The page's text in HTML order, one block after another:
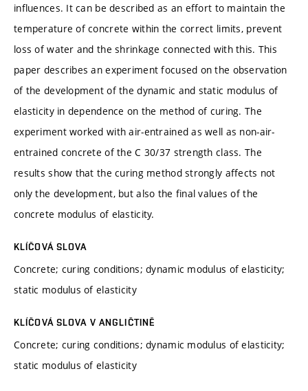
influences. It can be described as an effort to maintain the
temperature of concrete within the correct limits, prevent
loss of water and the shrinkage connected with this. This
paper describes an experiment focused on the observation
of the development of the dynamic and static modulus of
elasticity in dependence on the method of curing. The
experiment worked with air-entrained as well as non-air-
entrained concrete of the C 30/37 strength class. The
results show that the curing method strongly affects not
only the development, but also the final values of the
concrete modulus of elasticity.
KLÍČOVÁ SLOVA
Concrete; curing conditions; dynamic modulus of elasticity;
static modulus of elasticity
KLÍČOVÁ SLOVA V ANGLIČTINĚ
Concrete; curing conditions; dynamic modulus of elasticity;
static modulus of elasticity